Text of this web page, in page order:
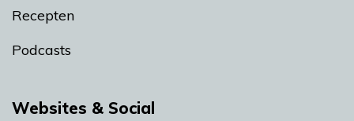
Recepten
Podcasts
Websites & Social